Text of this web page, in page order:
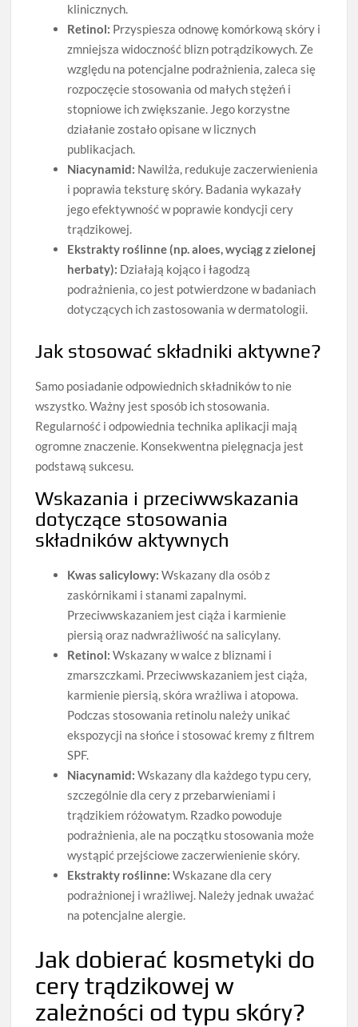
klinicznych.
Retinol: Przyspiesza odnowę komórkową skóry i
zmniejsza widoczność blizn potrądzikowych. Ze
względu na potencjalne podrażnienia, zaleca się
rozpoczęcie stosowania od małych stężeń i
stopniowe ich zwiększanie. Jego korzystne
działanie zostało opisane w licznych
publikacjach.
Niacynamid: Nawilża, redukuje zaczerwienienia
i poprawia teksturę skóry. Badania wykazały
jego efektywność w poprawie kondycji cery
trądzikowej.
Ekstrakty roślinne (np. aloes, wyciąg z zielonej
herbaty): Działają kojąco i łagodzą
podrażnienia, co jest potwierdzone w badaniach
dotyczących ich zastosowania w dermatologii.
Jak stosować składniki aktywne?
Samo posiadanie odpowiednich składników to nie
wszystko. Ważny jest sposób ich stosowania.
Regularność i odpowiednia technika aplikacji mają
ogromne znaczenie. Konsekwentna pielęgnacja jest
podstawą sukcesu.
Wskazania i przeciwwskazania
dotyczące stosowania
składników aktywnych
Kwas salicylowy: Wskazany dla osób z
zaskórnikami i stanami zapalnymi.
Przeciwwskazaniem jest ciąża i karmienie
piersią oraz nadwrażliwość na salicylany.
Retinol: Wskazany w walce z bliznami i
zmarszczkami. Przeciwwskazaniem jest ciąża,
karmienie piersią, skóra wrażliwa i atopowa.
Podczas stosowania retinolu należy unikać
ekspozycji na słońce i stosować kremy z filtrem
SPF.
Niacynamid: Wskazany dla każdego typu cery,
szczególnie dla cery z przebarwieniami i
trądzikiem różowatym. Rzadko powoduje
podrażnienia, ale na początku stosowania może
wystąpić przejściowe zaczerwienienie skóry.
Ekstrakty roślinne: Wskazane dla cery
podrażnionej i wrażliwej. Należy jednak uważać
na potencjalne alergie.
Jak dobierać kosmetyki do
cery trądzikowej w
zależności od typu skóry?